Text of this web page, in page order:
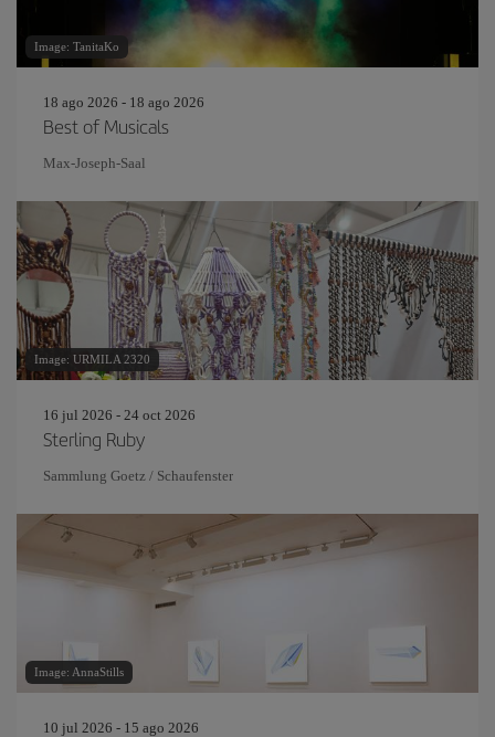
Image: TanitaKo
18 ago 2026 - 18 ago 2026
Best of Musicals
Max-Joseph-Saal
Image: URMILA 2320
16 jul 2026 - 24 oct 2026
Sterling Ruby
Sammlung Goetz / Schaufenster
Image: AnnaStills
10 jul 2026 - 15 ago 2026